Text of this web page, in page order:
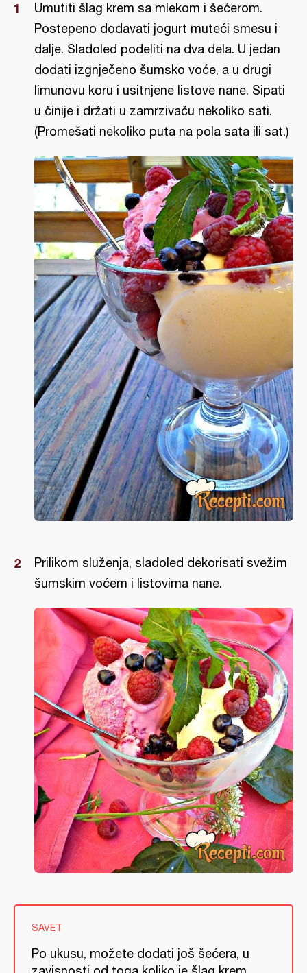
Umutiti šlag krem sa mlekom i šećerom.
Postepeno dodavati jogurt muteći smesu i
dalje. Sladoled podeliti na dva dela. U jedan
dodati izgnječeno šumsko voće, a u drugi
limunovu koru i usitnjene listove nane. Sipati
u činije i držati u zamrzivaču nekoliko sati.
(Promešati nekoliko puta na pola sata ili sat.)
Prilikom služenja, sladoled dekorisati svežim
šumskim voćem i listovima nane.
SAVET
Po ukusu, možete dodati još šećera, u